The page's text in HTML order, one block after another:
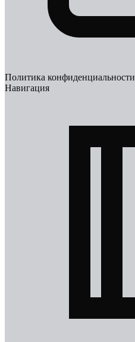
Политика конфиденциальности
Навигация